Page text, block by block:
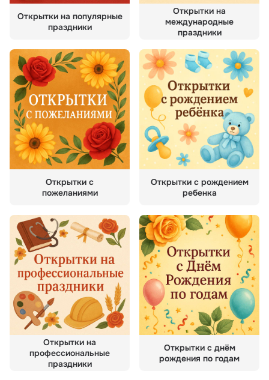
Открытки на популярные
праздники
Открытки на
международные
праздники
Открытки с
пожеланиями
Открытки с рождением
ребенка
Открытки на
профессиональные
праздники
Открытки с днём
рождения по годам